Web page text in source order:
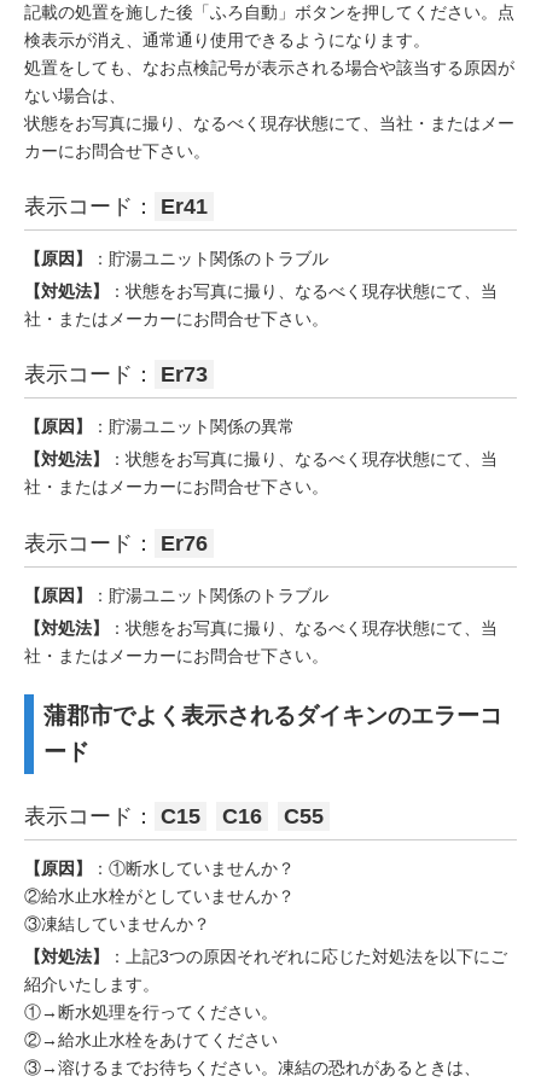
記載の処置を施した後「ふろ自動」ボタンを押してください。点
検表示が消え、通常通り使用できるようになります。
処置をしても、なお点検記号が表示される場合や該当する原因が
ない場合は、
状態をお写真に撮り、なるべく現存状態にて、当社・またはメー
カーにお問合せ下さい。
表示コード： Er41
【原因】
：貯湯ユニット関係のトラブル
【対処法】
：状態をお写真に撮り、なるべく現存状態にて、当
社・またはメーカーにお問合せ下さい。
表示コード： Er73
【原因】
：貯湯ユニット関係の異常
【対処法】
：状態をお写真に撮り、なるべく現存状態にて、当
社・またはメーカーにお問合せ下さい。
表示コード： Er76
【原因】
：貯湯ユニット関係のトラブル
【対処法】
：状態をお写真に撮り、なるべく現存状態にて、当
社・またはメーカーにお問合せ下さい。
蒲郡市でよく表示されるダイキンのエラーコ
ード
表示コード： C15 C16 C55
【原因】
：①断水していませんか？
②給水止水栓がとしていませんか？
③凍結していませんか？
【対処法】
：上記3つの原因それぞれに応じた対処法を以下にご
紹介いたします。
①→断水処理を行ってください。
②→給水止水栓をあけてください
③→溶けるまでお待ちください。凍結の恐れがあるときは、